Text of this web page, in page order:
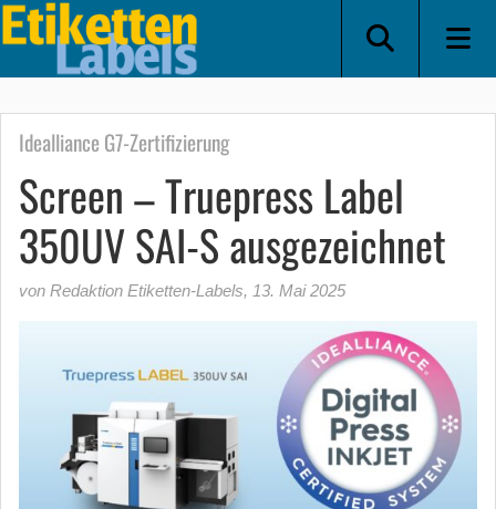
Idealliance G7-Zertifizierung
Screen – Truepress Label
350UV SAI-S ausgezeichnet
von Redaktion Etiketten-Labels, 13. Mai 2025